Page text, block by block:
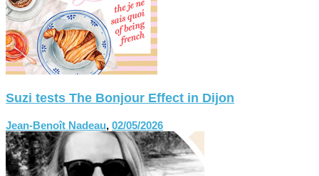
Suzi tests The Bonjour Effect in Dijon
Jean-Benoît Nadeau, 02/05/2026